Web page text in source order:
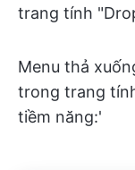
trang tính
Menu thả
trong trang
tiềm năng:'